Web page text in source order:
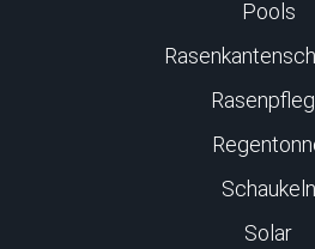
Pools
Schaukeln
Solar